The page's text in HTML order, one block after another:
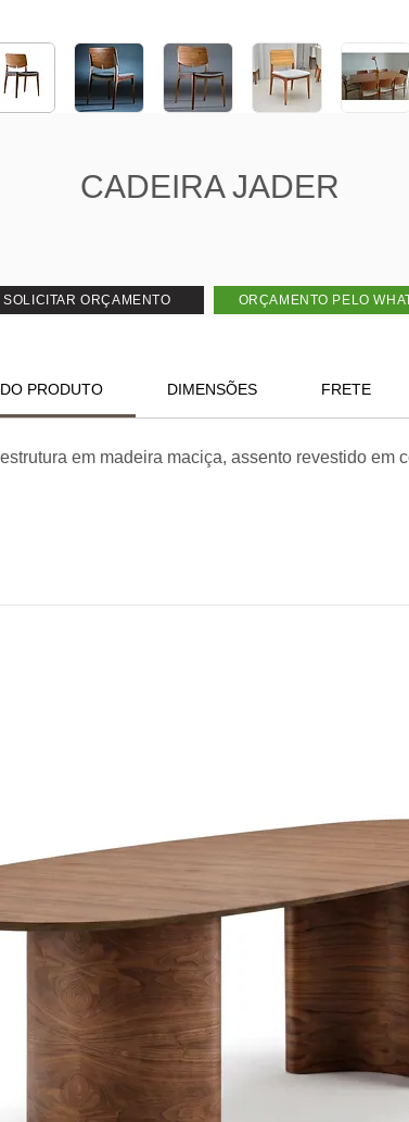
CADEIRA JADER
PRODUTO DIMENSÕES FRETE
em madeira maciça, assento revestido em
SOLICITAR ORÇAMENTO ORÇAMENTO PELO